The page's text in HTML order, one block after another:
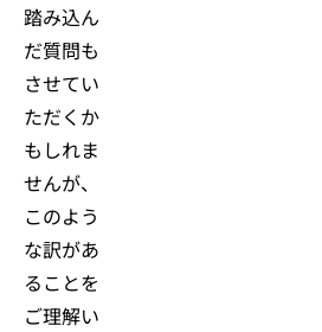
踏み込ん
だ質問も
させてい
ただくか
もしれま
せんが、
このよう
な訳があ
ることを
ご理解い